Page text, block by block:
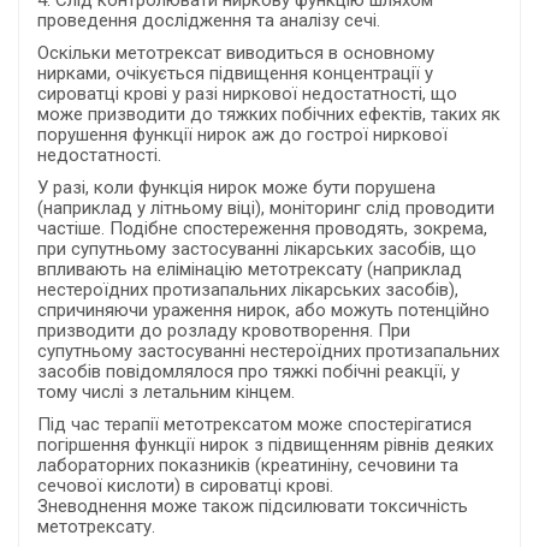
проведення дослідження та аналізу сечі.
Оскільки метотрексат виводиться в основному
нирками, очікується підвищення концентрації у
сироватці крові у разі ниркової недостатності, що
може призводити до тяжких побічних ефектів, таких як
порушення функції нирок аж до гострої ниркової
недостатності.
У разі, коли функція нирок може бути порушена
(наприклад у літньому віці), моніторинг слід проводити
частіше. Подібне спостереження проводять, зокрема,
при супутньому застосуванні лікарських засобів, що
впливають на елімінацію метотрексату (наприклад
нестероїдних протизапальних лікарських засобів),
спричиняючи ураження нирок, або можуть потенційно
призводити до розладу кровотворення. При
супутньому застосуванні нестероїдних протизапальних
засобів повідомлялося про тяжкі побічні реакції, у
тому числі з летальним кінцем.
Під час терапії метотрексатом може спостерігатися
погіршення функції нирок з підвищенням рівнів деяких
лабораторних показників (креатиніну, сечовини та
сечової кислоти) в сироватці крові.
Зневоднення може також підсилювати токсичність
метотрексату.